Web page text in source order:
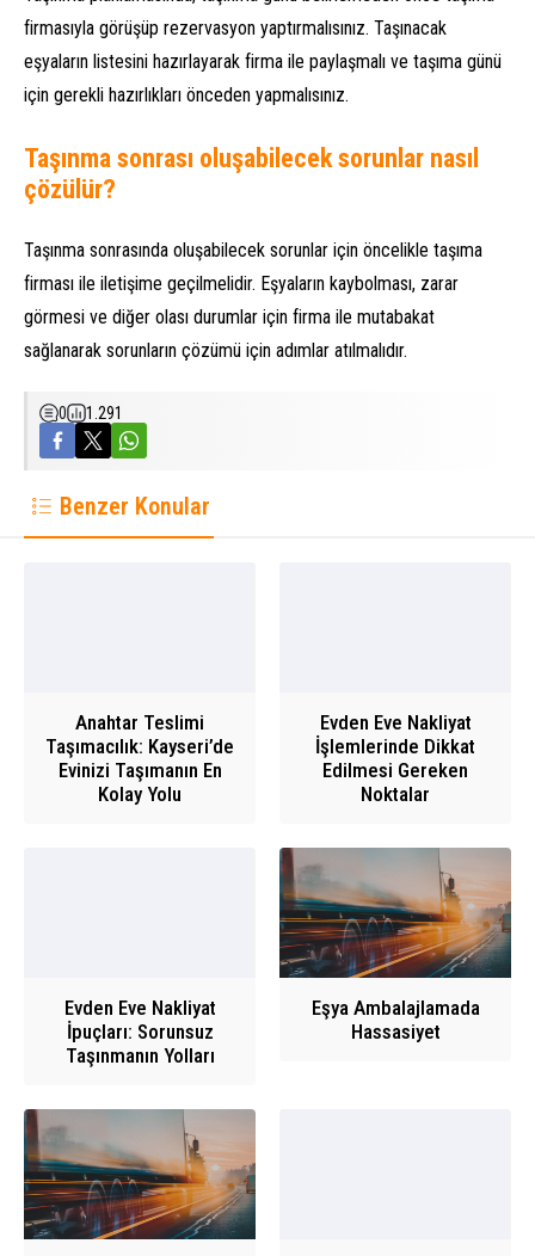
firmasıyla görüşüp rezervasyon yaptırmalısınız. Taşınacak
eşyaların listesini hazırlayarak firma ile paylaşmalı ve taşıma günü
için gerekli hazırlıkları önceden yapmalısınız.
Taşınma sonrası oluşabilecek sorunlar nasıl
çözülür?
Taşınma sonrasında oluşabilecek sorunlar için öncelikle taşıma
firması ile iletişime geçilmelidir. Eşyaların kaybolması, zarar
görmesi ve diğer olası durumlar için firma ile mutabakat
sağlanarak sorunların çözümü için adımlar atılmalıdır.
0 1.291
Benzer Konular
Anahtar Teslimi
Taşımacılık: Kayseri’de
Evinizi Taşımanın En
Kolay Yolu
Evden Eve Nakliyat
İşlemlerinde Dikkat
Edilmesi Gereken
Noktalar
Evden Eve Nakliyat
İpuçları: Sorunsuz
Taşınmanın Yolları
Eşya Ambalajlamada
Hassasiyet